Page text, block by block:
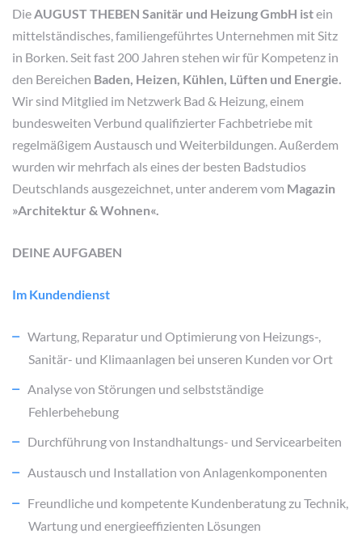
DieAUGUST THEBEN Sanitär und Heizung GmbH istein
mittelständisches, familiengeführtes Unternehmen mit Sitz
in Borken. Seit fast 200 Jahren stehen wir für Kompetenz in
den Bereichen Baden, Heizen, Kühlen, Lüften und Energie.
Wir sind Mitglied im Netzwerk Bad & Heizung, einem
bundesweiten Verbund qualifizierter Fachbetriebe mit
regelmäßigem Austausch und Weiterbildungen. Außerdem
wurden wir mehrfach als eines der besten Badstudios
Deutschlands ausgezeichnet, unter anderem vom Magazin
»Architektur & Wohnen«.
DEINE AUFGABEN
Im Kundendienst
Wartung, Reparatur und Optimierung von Heizungs-,
Sanitär- und Klimaanlagen bei unseren Kunden vor Ort
Analyse von Störungen und selbstständige
Fehlerbehebung
Durchführung von Instandhaltungs- und Servicearbeiten
Austausch und Installation von Anlagenkomponenten
Freundliche und kompetente Kundenberatung zu Technik,
Wartung und energieeffizienten Lösungen